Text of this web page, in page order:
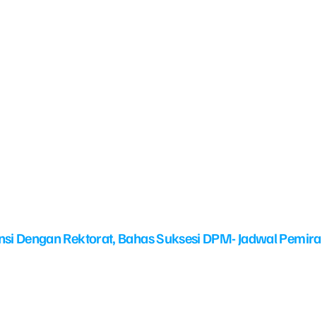
Dengan Rektorat, Bahas Suksesi DPM- Jadwal Pemira